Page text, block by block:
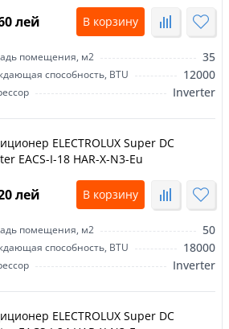
лей В корзину
помещения, м2 35
способность, BTU 12000
Inverter
ELECTROLUX Super DC
EACS-I-18 HAR-X-N3-Eu
лей В корзину
помещения, м2 50
способность, BTU 18000
Inverter
ELECTROLUX Super DC